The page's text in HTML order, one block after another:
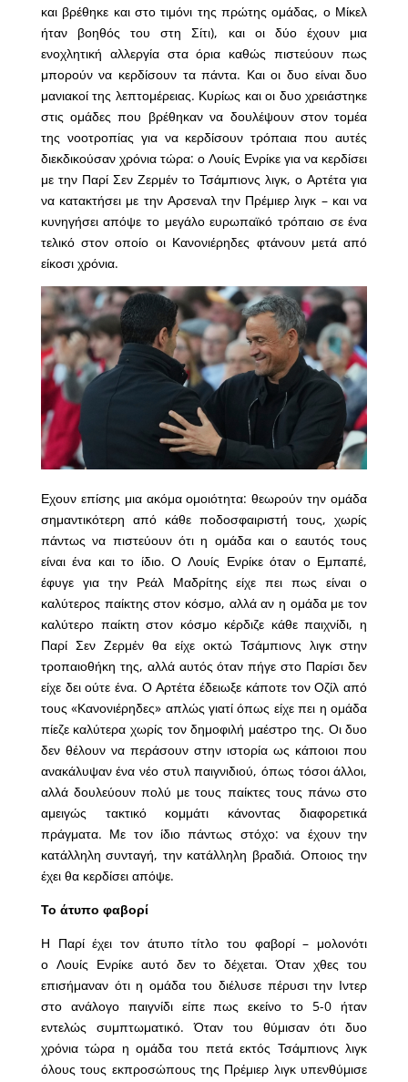
και βρέθηκε και στο τιμόνι της πρώτης ομάδας, ο Μίκελ
ήταν βοηθός του στη Σίτι), και οι δύο έχουν μια
ενοχλητική αλλεργία στα όρια καθώς πιστεύουν πως
μπορούν να κερδίσουν τα πάντα. Και οι δυο είναι δυο
μανιακοί της λεπτομέρειας. Κυρίως και οι δυο χρειάστηκε
στις ομάδες που βρέθηκαν να δουλέψουν στον τομέα
της νοοτροπίας για να κερδίσουν τρόπαια που αυτές
διεκδικούσαν χρόνια τώρα: ο Λουίς Ενρίκε για να κερδίσει
με την Παρί Σεν Ζερμέν το Τσάμπιονς λιγκ, ο Αρτέτα για
να κατακτήσει με την Αρσεναλ την Πρέμιερ λιγκ – και να
κυνηγήσει απόψε το μεγάλο ευρωπαϊκό τρόπαιο σε ένα
τελικό στον οποίο οι Κανονιέρηδες φτάνουν μετά από
είκοσι χρόνια.
Εχουν επίσης μια ακόμα ομοιότητα: θεωρούν την ομάδα
σημαντικότερη από κάθε ποδοσφαιριστή τους, χωρίς
πάντως να πιστεύουν ότι η ομάδα και ο εαυτός τους
είναι ένα και το ίδιο. Ο Λουίς Ενρίκε όταν ο Εμπαπέ,
έφυγε για την Ρεάλ Μαδρίτης είχε πει πως είναι ο
καλύτερος παίκτης στον κόσμο, αλλά αν η ομάδα με τον
καλύτερο παίκτη στον κόσμο κέρδιζε κάθε παιχνίδι, η
Παρί Σεν Ζερμέν θα είχε οκτώ Τσάμπιονς λιγκ στην
τροπαιοθήκη της, αλλά αυτός όταν πήγε στο Παρίσι δεν
είχε δει ούτε ένα. Ο Αρτέτα έδειωξε κάποτε τον Οζίλ από
τους «Κανονιέρηδες» απλώς γιατί όπως είχε πει η ομάδα
πίεζε καλύτερα χωρίς τον δημοφιλή μαέστρο της. Οι δυο
δεν θέλουν να περάσουν στην ιστορία ως κάποιοι που
ανακάλυψαν ένα νέο στυλ παιγνιδιού, όπως τόσοι άλλοι,
αλλά δουλεύουν πολύ με τους παίκτες τους πάνω στο
αμειγώς τακτικό κομμάτι κάνοντας διαφορετικά
πράγματα. Με τον ίδιο πάντως στόχο: να έχουν την
κατάλληλη συνταγή, την κατάλληλη βραδιά. Οποιος την
έχει θα κερδίσει απόψε.
Το άτυπο φαβορί
Η Παρί έχει τον άτυπο τίτλο του φαβορί – μολονότι
ο Λουίς Ενρίκε αυτό δεν το δέχεται. Όταν χθες του
επισήμαναν ότι η ομάδα του διέλυσε πέρυσι την Ιντερ
στο ανάλογο παιγνίδι είπε πως εκείνο το 5-0 ήταν
εντελώς συμπτωματικό. Όταν του θύμισαν ότι δυο
χρόνια τώρα η ομάδα του πετά εκτός Τσάμπιονς λιγκ
όλους τους εκπροσώπους της Πρέμιερ λιγκ υπενθύμισε